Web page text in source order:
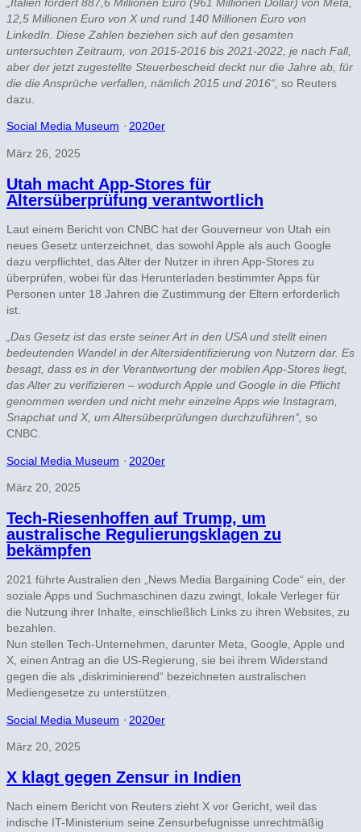
„Italien fordert 887,6 Millionen Euro (961 Millionen Dollar) von Meta,
12,5 Millionen Euro von X und rund 140 Millionen Euro von
LinkedIn. Diese Zahlen beziehen sich auf den gesamten
untersuchten Zeitraum, von 2015-2016 bis 2021-2022, je nach Fall,
aber der jetzt zugestellte Steuerbescheid deckt nur die Jahre ab, für
die die Ansprüche verfallen, nämlich 2015 und 2016“, so Reuters
dazu.
Social Media Museum ⋅ 2020er
März 26, 2025
Utah macht App-Stores für
Altersüberprüfung verantwortlich
Laut einem Bericht von CNBC hat der Gouverneur von Utah ein
neues Gesetz unterzeichnet, das sowohl Apple als auch Google
dazu verpflichtet, das Alter der Nutzer in ihren App-Stores zu
überprüfen, wobei für das Herunterladen bestimmter Apps für
Personen unter 18 Jahren die Zustimmung der Eltern erforderlich
ist.
„Das Gesetz ist das erste seiner Art in den USA und stellt einen
bedeutenden Wandel in der Altersidentifizierung von Nutzern dar. Es
besagt, dass es in der Verantwortung der mobilen App-Stores liegt,
das Alter zu verifizieren – wodurch Apple und Google in die Pflicht
genommen werden und nicht mehr einzelne Apps wie Instagram,
Snapchat und X, um Altersüberprüfungen durchzuführen“, so
CNBC.
Social Media Museum ⋅ 2020er
März 20, 2025
Tech-Riesenhoffen auf Trump, um
australische Regulierungsklagen zu
bekämpfen
2021 führte Australien den „News Media Bargaining Code“ ein, der
soziale Apps und Suchmaschinen dazu zwingt, lokale Verleger für
die Nutzung ihrer Inhalte, einschließlich Links zu ihren Websites, zu
bezahlen.
Nun stellen Tech-Unternehmen, darunter Meta, Google, Apple und
X, einen Antrag an die US-Regierung, sie bei ihrem Widerstand
gegen die als „diskriminierend“ bezeichneten australischen
Mediengesetze zu unterstützen.
Social Media Museum ⋅ 2020er
März 20, 2025
X klagt gegen Zensur in Indien
Nach einem Bericht von Reuters zieht X vor Gericht, weil das
indische IT-Ministerium seine Zensurbefugnisse unrechtmäßig